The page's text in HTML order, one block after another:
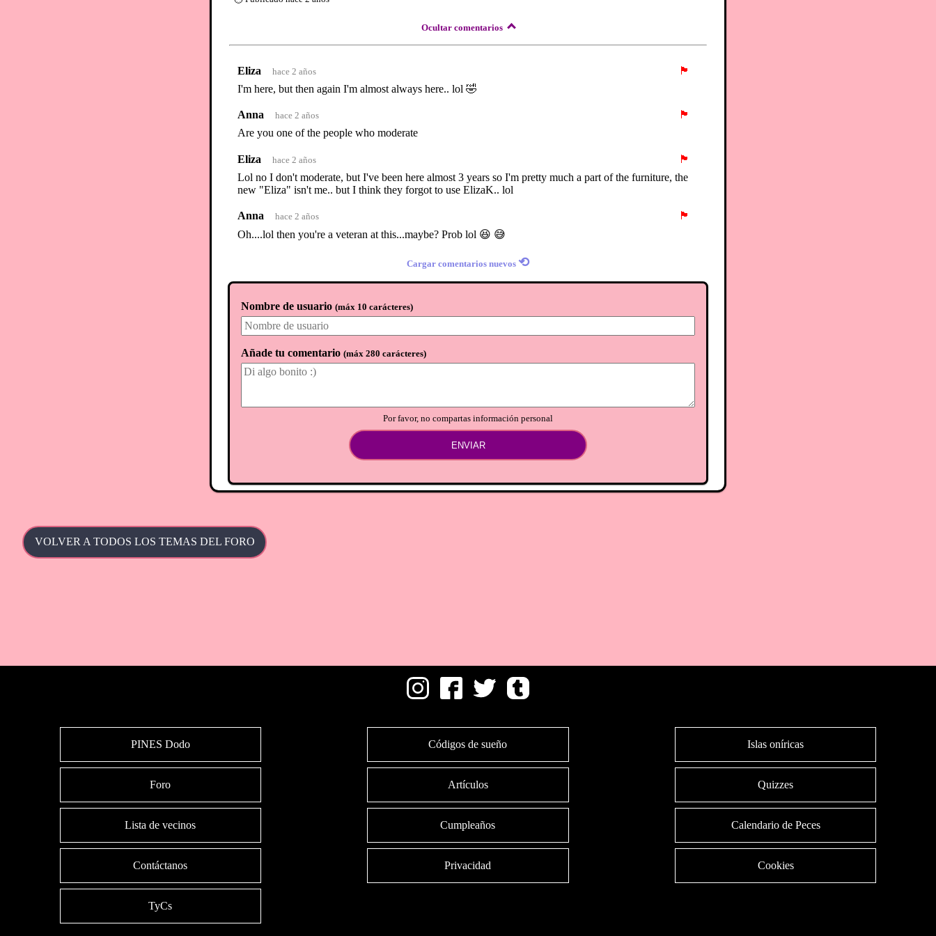
Ocultar comentarios
Eliza hace 2 años
🏴
I'm here, but then again I'm almost always here.. lol 🤣
Anna hace 2 años
🏴
Are you one of the people who moderate
Eliza hace 2 años
🏴
Lol no I don't moderate, but I've been here almost 3 years so I'm pretty much a part of the furniture, the
new "Eliza" isn't me.. but I think they forgot to use ElizaK.. lol
Anna hace 2 años
🏴
Oh....lol then you're a veteran at this...maybe? Prob lol 😆 😅
Cargar comentarios nuevos ⟲
Nombre de usuario (máx 10 carácteres)
Añade tu comentario (máx 280 carácteres)
Por favor, no compartas información personal
ENVIAR
VOLVER A TODOS LOS TEMAS DEL FORO
PINES Dodo Códigos de sueño Islas oníricas
Foro Artículos Quizzes
Lista de vecinos Cumpleaños Calendario de Peces
Contáctanos Privacidad Cookies
TyCs